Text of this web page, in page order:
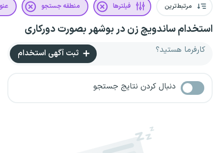
مرتبط‌ترین فیلترها منطقه جستجو
استخدام ساندویچ زن در بوشهر بصورت دورکاری
کارفرما هستید؟ ثبت آگهی استخدام
دنبال کردن نتایج جستجو